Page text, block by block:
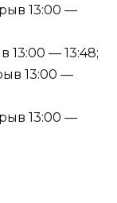
13:00 —
13:00 — 13:48;
13:00 —
13:00 —